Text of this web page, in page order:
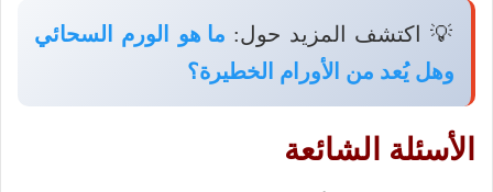
💡 اكتشف المزيد حول: ما هو الورم السحائي
وهل يُعد من الأورام الخطيرة؟
الأسئلة الشائعة